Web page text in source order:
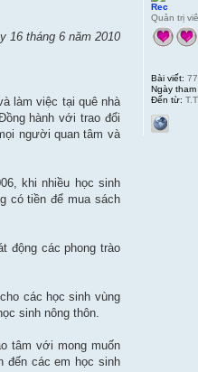
16 tháng 6 năm 2010
làm việc tại quê nhà
hành với trao đổi
người quan tâm và
khi nhiều học sinh
có tiền để mua sách
động các phong trào
các học sinh vùng
sinh nông thôn.
tâm với mong muốn
đến các em học sinh
Rec
Quản trị
Bài viết:
Ngày tham
Đến từ: